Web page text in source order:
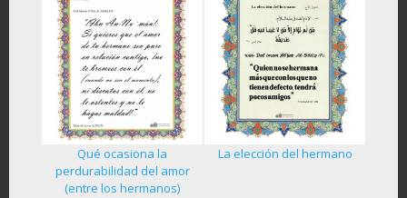
Qué ocasiona la
perdurabilidad del amor
(entre los hermanos)
La elección del hermano